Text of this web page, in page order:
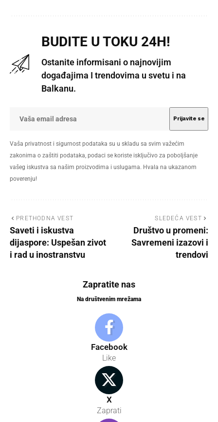
BUDITE U TOKU 24H!
Ostanite informisani o najnovijim
događajima I trendovima u svetu i na
Balkanu.
Vaša privatnost i sigurnost podataka su u skladu sa svim važećim
zakonima o zaštiti podataka, podaci se koriste isključivo za poboljšanje
vašeg iskustva sa našim proizvodima i uslugama. Hvala na ukazanom
poverenju!
PRETHODNA VEST
Saveti i iskustva
dijaspore: Uspešan zivot
i rad u inostranstvu
SLEDEĆA VEST
Društvo u promeni:
Savremeni izazovi i
trendovi
Zapratite nas
Na društvenim mrežama
Facebook
Like
X
Zaprati